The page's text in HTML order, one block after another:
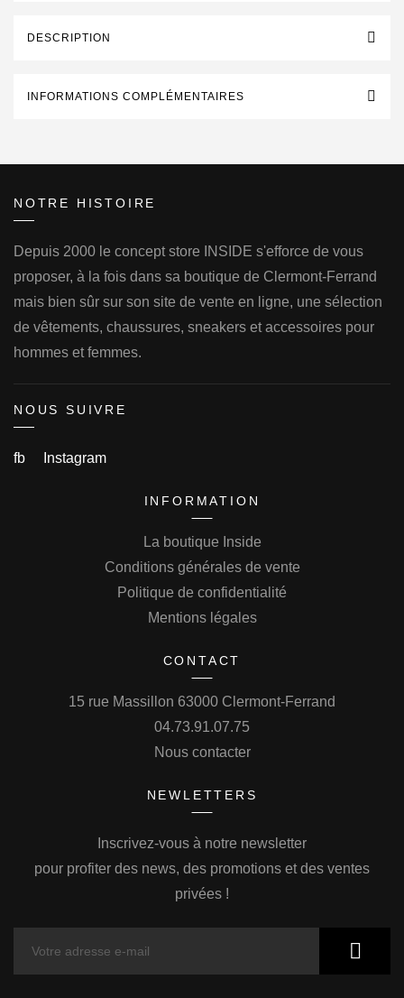
DESCRIPTION
INFORMATIONS COMPLÉMENTAIRES
NOTRE HISTOIRE
Depuis 2000 le concept store INSIDE s'efforce de vous
proposer, à la fois dans sa boutique de Clermont-Ferrand
mais bien sûr sur son site de vente en ligne, une sélection
de vêtements, chaussures, sneakers et accessoires pour
hommes et femmes.
NOUS SUIVRE
fb Instagram
INFORMATION
La boutique Inside
Conditions générales de vente
Politique de confidentialité
Mentions légales
CONTACT
15 rue Massillon 63000 Clermont-Ferrand
04.73.91.07.75
Nous contacter
NEWLETTERS
Inscrivez-vous à notre newsletter
pour profiter des news, des promotions et des ventes
privées !